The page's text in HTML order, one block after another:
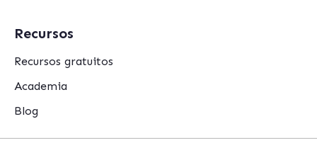
Recursos
Recursos gratuitos
Academia
Blog